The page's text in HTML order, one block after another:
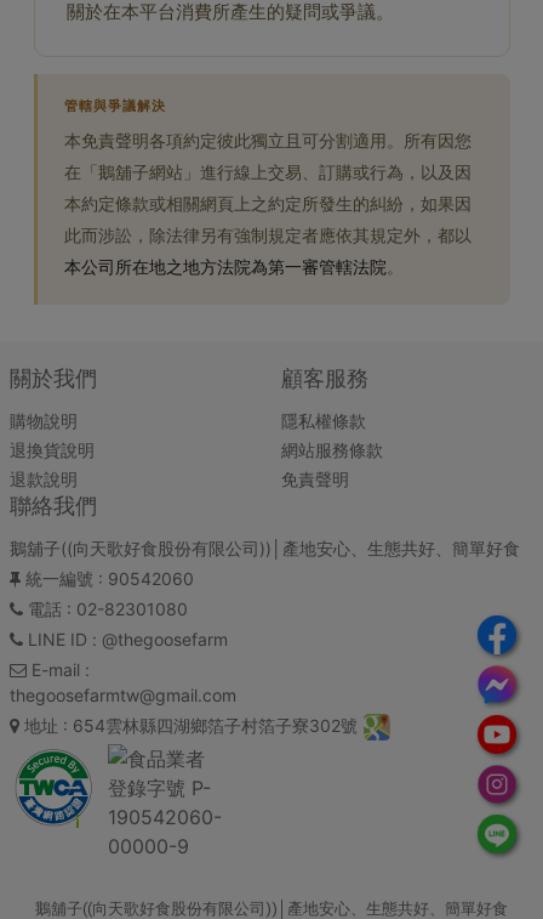
關於在本平台消費所產生的疑問或爭議。
管轄與爭議解決
本免責聲明各項約定彼此獨立且可分割適用。所有因您
在「鵝舖子網站」進行線上交易、訂購或行為，以及因
本約定條款或相關網頁上之約定所發生的糾紛，如果因
此而涉訟，除法律另有強制規定者應依其規定外，都以
本公司所在地之地方法院為第一審管轄法院。
關於我們
購物說明
退換貨說明
退款說明
顧客服務
隱私權條款
網站服務條款
免責聲明
聯絡我們
鵝舖子((向天歌好食股份有限公司))│產地安心、生態共好、簡單好食
統一編號 : 90542060
電話: 02-82301080
LINE ID : @thegoosefarm
E-mail :
thegoosefarmtw@gmail.com
地址 : 654雲林縣四湖鄉箔子村箔子寮302號
鵝舖子((向天歌好食股份有限公司))│產地安心、生態共好、簡單好食